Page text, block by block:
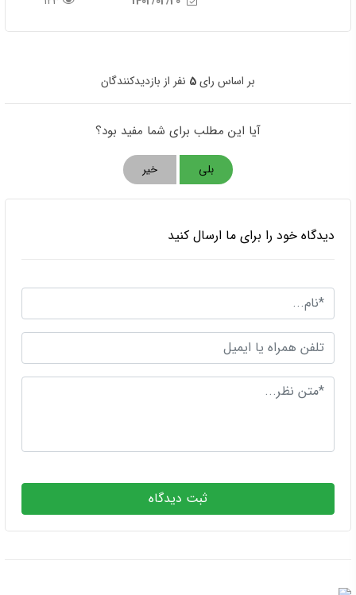
بر اساس رای5 نفر از بازدیدکنندگان
آیا این مطلب برای شما مفید بود؟
بلی خیر
دیدگاه خود را برای ما ارسال کنید
ثبت دیدگاه